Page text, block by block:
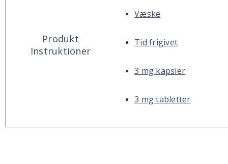
Produkt
Instruktioner
Væske
Tid frigivet
3 mg kapsler
3 mg tabletter